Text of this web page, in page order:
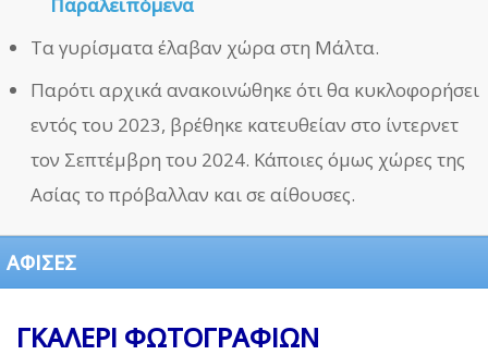
Τα γυρίσματα έλαβαν χώρα στη Μάλτα.
Παρότι αρχικά ανακοινώθηκε ότι θα κυκλοφορήσει
εντός του 2023, βρέθηκε κατευθείαν στο ίντερνετ
τον Σεπτέμβρη του 2024. Κάποιες όμως χώρες της
Ασίας το πρόβαλλαν και σε αίθουσες.
ΑΦΙΣΕΣ
ΓΚΑΛΕΡΙ ΦΩΤΟΓΡΑΦΙΩΝ